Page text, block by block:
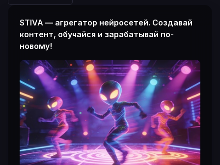
STIVA — агрегатор нейросетей. Создавай
контент, обучайся и зарабатывай по-
новому!